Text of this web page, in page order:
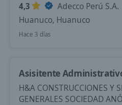
4,3
Adecco Perú S.A.
Huanuco, Huanuco
Hace 3 días
Asisitente
H&A CONSTRUCCIONES Y
GENERALES SOCIEDAD